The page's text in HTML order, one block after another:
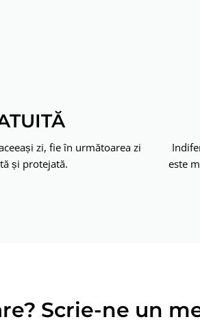
zi, fie în următoarea zi
și protejată.
este
Scrie-ne un